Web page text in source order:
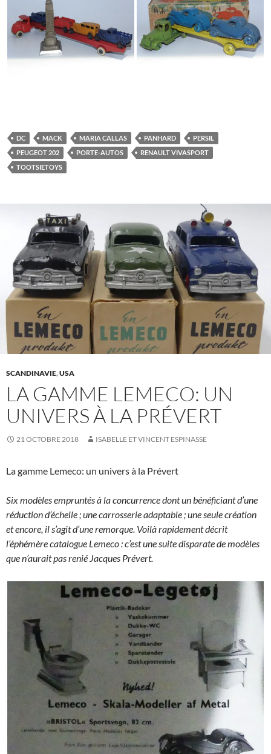
DC MACK MARIA CALLAS PANHARD
PERSIL
PEUGEOT 202
PORTE-AUTOS
RENAULT VIVASPORT
TOOTSIETOYS
SCANDINAVIE,USA
LA GAMME LEMECO: UN
UNIVERS À LA PRÉVERT
21 OCTOBRE 2018 ISABELLE ET VINCENT ESPINASSE
La gamme Lemeco: un univers à la Prévert
Six modèles empruntés à la concurrence dont un bénéficiant d’une
réduction d’échelle ; une carrosserie adaptable ; une seule création
et encore, il s’agit d’une remorque. Voilà rapidement décrit
l’éphémère catalogue Lemeco : c’est une suite disparate de modèles
que n’aurait pas renié Jacques Prévert.